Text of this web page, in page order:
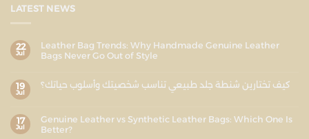
LATEST NEWS
22
Jul
Leather Bag Trends: Why Handmade Genuine Leather
Bags Never Go Out of Style
19
Jul
كيف تختارين شنطة جلد طبيعي تناسب شخصيتك وأسلوب حياتك؟
17
Jul
Genuine Leather vs Synthetic Leather Bags: Which One Is
Better?